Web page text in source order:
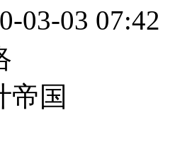
03-03 07:42
帝国